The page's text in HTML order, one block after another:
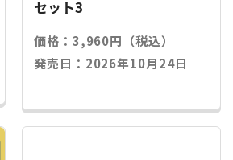
セット3
価格：3,960円（税込）
発売日：2026年10月24日